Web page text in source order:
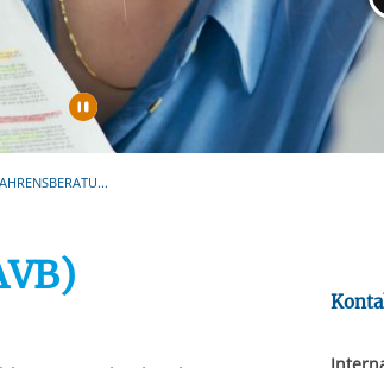
Cookies, die erforderlich zur
Website-Funktionen sind. Diese Cookies
von einer Einwilligung.
Automatische